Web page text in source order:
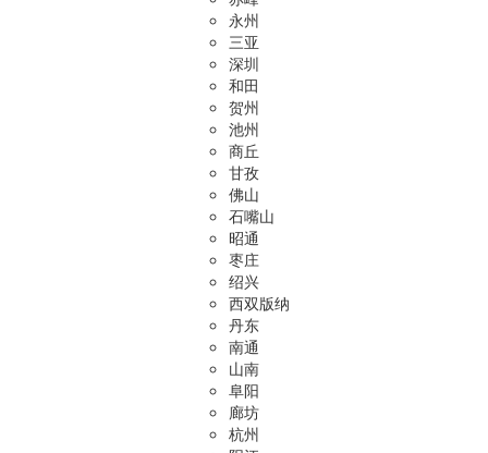
永州
三亚
深圳
和田
贺州
池州
商丘
甘孜
佛山
石嘴山
昭通
枣庄
绍兴
西双版纳
丹东
南通
山南
阜阳
廊坊
杭州